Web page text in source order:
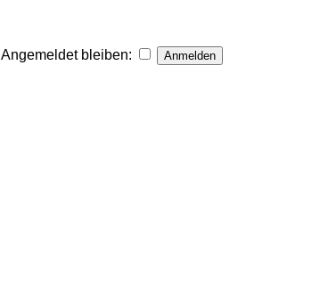
Angemeldet bleiben: